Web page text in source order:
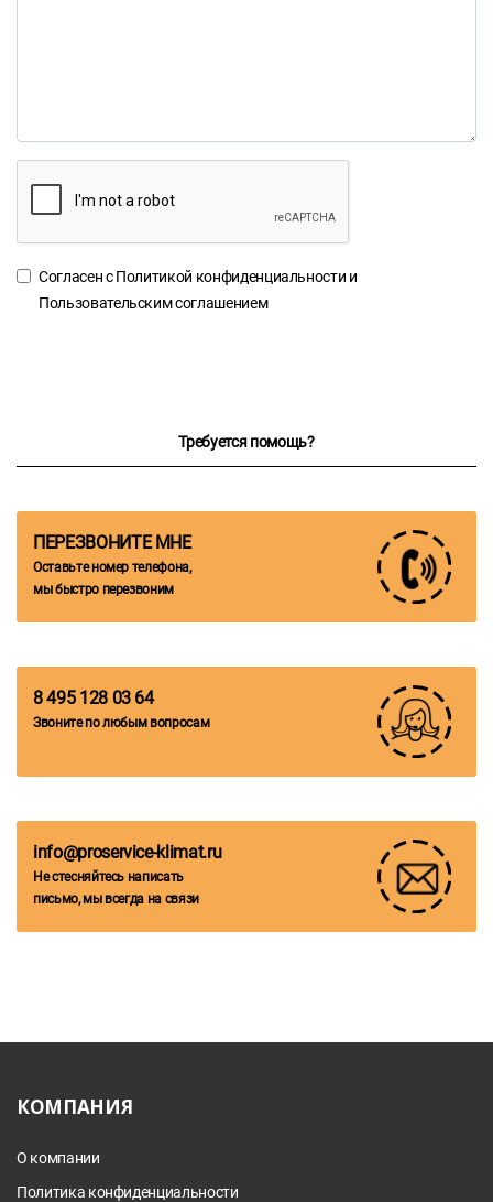
Согласен сПолитикой конфиденциальности и
Пользовательским соглашением
Требуется помощь?
ПЕРЕЗВОНИТЕ МНЕ
Оставьте номер телефона,
мы быстро перезвоним
8 495 128 03 64
Звоните по любым вопросам
info@proservice-klimat.ru
Не стесняйтесь написать
письмо, мы всегда на связи
КОМПАНИЯ
О компании
Политика конфиденциальности